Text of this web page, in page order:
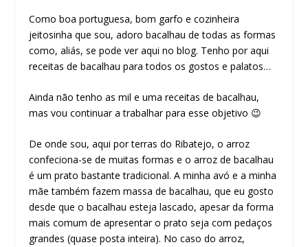
Como boa portuguesa, bom garfo e cozinheira
jeitosinha que sou, adoro bacalhau de todas as formas
como, aliás, se pode ver aqui no blog. Tenho por aqui
receitas de bacalhau para todos os gostos e palatos…
Ainda não tenho as mil e uma receitas de bacalhau,
mas vou continuar a trabalhar para esse objetivo 😉
De onde sou, aqui por terras do Ribatejo, o arroz
confeciona-se de muitas formas e o arroz de bacalhau
é um prato bastante tradicional. A minha avó e a minha
mãe também fazem massa de bacalhau, que eu gosto
desde que o bacalhau esteja lascado, apesar da forma
mais comum de apresentar o prato seja com pedaços
grandes (quase posta inteira). No caso do arroz,